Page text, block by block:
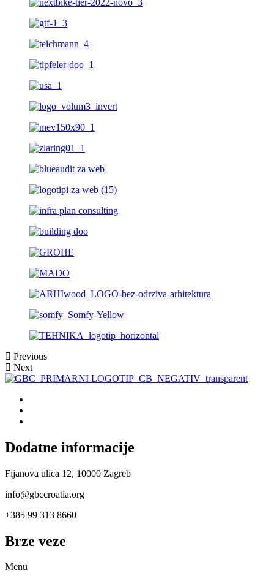
Previous
Next
Dodatne informacije
Fijanova ulica 12, 10000 Zagreb
info@gbccroatia.org
+385 99 313 8660
Brze veze
Menu